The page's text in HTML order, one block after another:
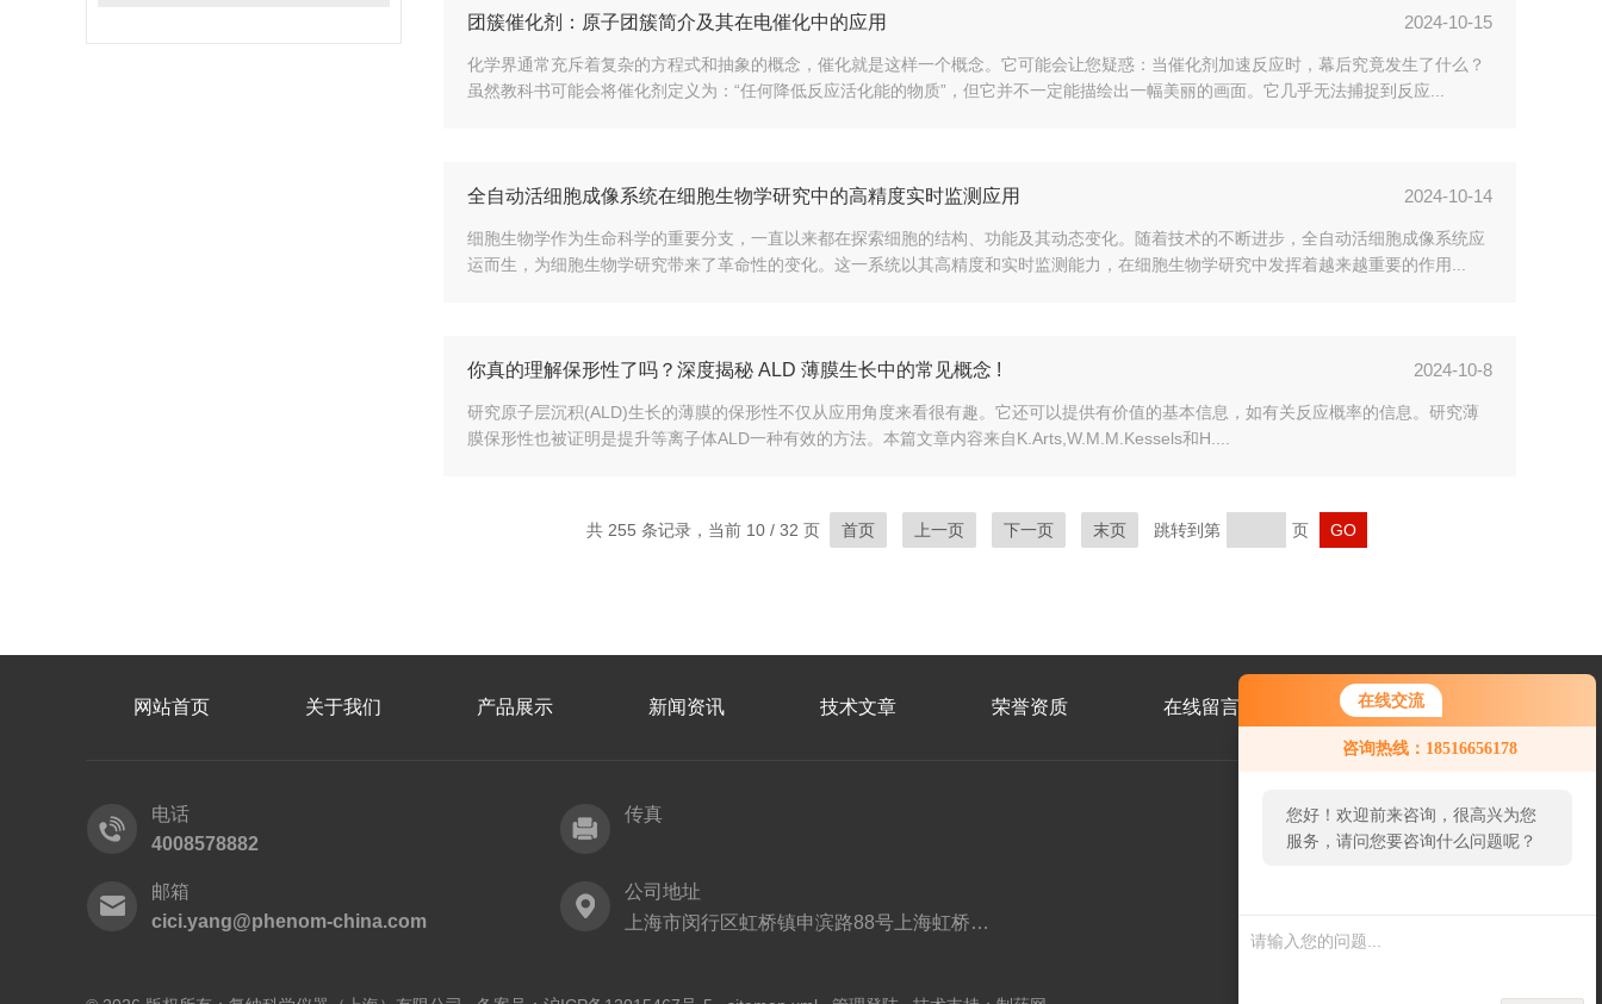
在线交流
咨询热线：18516656178
您好！欢迎前来咨询，很高兴为您
服务，请问您要咨询什么问题呢？
团簇催化剂：原子团簇简介及其在电催化中的应用 2024-10-15
化学界通常充斥着复杂的方程式和抽象的概念，催化就是这样一个概念。它可能会让您疑惑：当催化剂加速反应时，幕后究竟发生了什么？
虽然教科书可能会将催化剂定义为：“任何降低反应活化能的物质”，但它并不一定能描绘出一幅美丽的画面。它几乎无法捕捉到反应...
全自动活细胞成像系统在细胞生物学研究中的高精度实时监测应用 2024-10-14
细胞生物学作为生命科学的重要分支，一直以来都在探索细胞的结构、功能及其动态变化。随着技术的不断进步，全自动活细胞成像系统应
运而生，为细胞生物学研究带来了革命性的变化。这一系统以其高精度和实时监测能力，在细胞生物学研究中发挥着越来越重要的作用...
你真的理解保形性了吗？深度揭秘 ALD 薄膜生长中的常见概念 ! 2024-10-8
研究原子层沉积(ALD)生长的薄膜的保形性不仅从应用角度来看很有趣。它还可以提供有价值的基本信息，如有关反应概率的信息。研究薄
膜保形性也被证明是提升等离子体ALD一种有效的方法。本篇文章内容来自K.Arts,W.M.M.Kessels和H....
共 255 条记录，当前 10 / 32 页 首页 上一页 下一页 末页 跳转到第 页
网站首页 关于我们 产品展示 新闻资讯 技术文章 荣誉资质 在线留言 联系我们
电话
4008578882
传真
邮箱
cici.yang@phenom-china.com
公司地址
上海市闵行区虹桥镇申滨路88号上海虹桥丽宝广场T5，705室
码